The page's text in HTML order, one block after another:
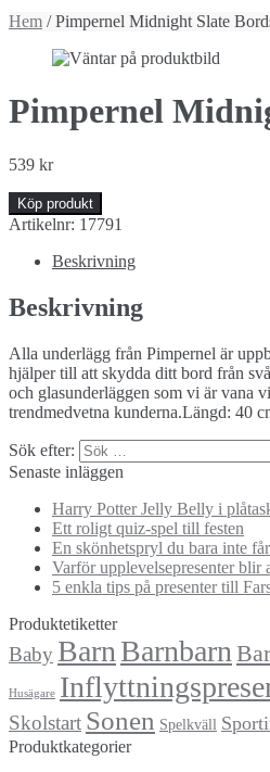
Hem / Pimpernel Midnight Slate
Pimpernel
539 kr
Köp produkt
Artikelnr: 17791
Beskrivning
Beskrivning
Alla underlägg från Pimpernel är
hjälper till att skydda ditt bord från
och glasunderläggen som vi är vana
trendmedvetna kunderna.Längd: 40
Sök efter:
Senaste inläggen
Harry Potter Jelly Belly i
Ett roligt quiz-spel till festen
En skönhetspryl du bara inte
Varför upplevelsepresenter blir
5 enkla tips på presenter till
Produktetiketter
Baby Barn Barnbarn
Husägare
Skolstart Sonen Spelkväll
Produktkategorier